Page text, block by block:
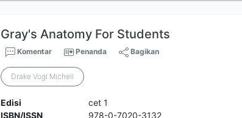
Gray's Anatomy For Students
Komentar Penanda Bagikan
Drake Vogl Michell
Edisi
cet 1
ISBN/ISSN
978-0-7020-3132